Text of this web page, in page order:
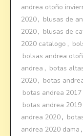
andrea otoño
2020 , blusas de
2020 , blusas de
2020 catalogo ,
bolsas andrea
andrea , botas
2020 , botas
botas andrea 2017
botas andrea 2019
andrea 2020 ,
andrea 2020 dama ,